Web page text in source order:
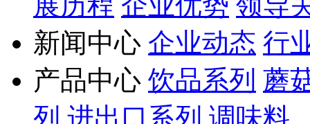
新闻中心 企业动态 行
产品中心 饮品系列 蘑
列 进出口系列 调味料